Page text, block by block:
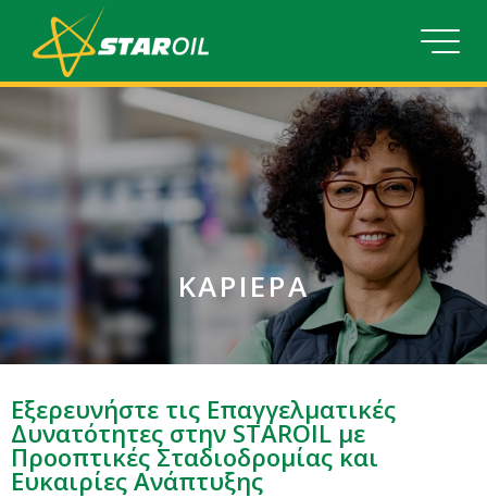
ΚΑΡΙΈΡΑ
Εξερευνήστε τις Επαγγελματικές
Δυνατότητες στην STAROIL με
Προοπτικές Σταδιοδρομίας και
Ευκαιρίες Ανάπτυξης